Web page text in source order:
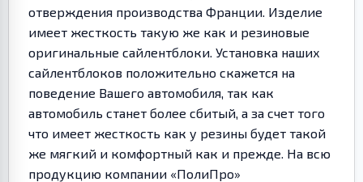
отверждения производства Франции. Изделие
имеет жесткость такую же как и резиновые
оригинальные сайлентблоки. Установка наших
сайлентблоков положительно скажется на
поведение Вашего автомобиля, так как
автомобиль станет более сбитый, а за счет того
что имеет жесткость как у резины будет такой
же мягкий и комфортный как и прежде. На всю
продукцию компании «ПолиПро»